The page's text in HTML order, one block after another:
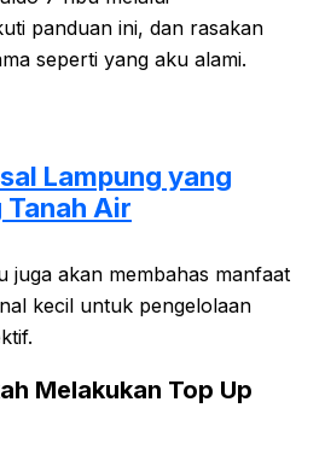
panduan ini, dan rasakan
seperti yang aku alami.
Lampung yang
Air
juga akan membahas manfaat
kecil untuk pengelolaan
Melakukan Top Up